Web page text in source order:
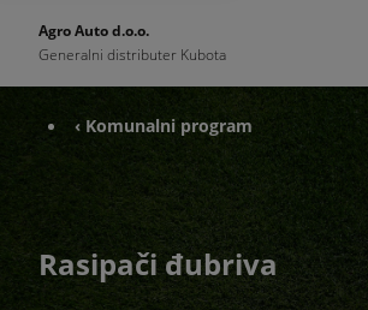
Agro Auto d.o.o.
Generalni distributer Kubota
‹ Komunalni program
Rasipači đubriva